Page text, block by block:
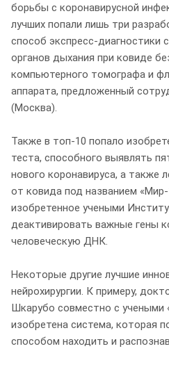
борьбы с коронавирусной
лучших попали лишь три
способ экспресс-диагностики
органов дыхания при ковиде
компьютерного томографа и
аппарата, предложенный
(Москва).
Также в топ-10 попало
теста, способного выявлять
нового коронавируса, а также
от ковида под названием
изобретенное учеными
деактивировать важные гены
человеческую ДНК.
Некоторые другие лучшие
нейрохирургии. К примеру,
Шкарубо совместно с учеными
изобретена система, которая
способом находить и